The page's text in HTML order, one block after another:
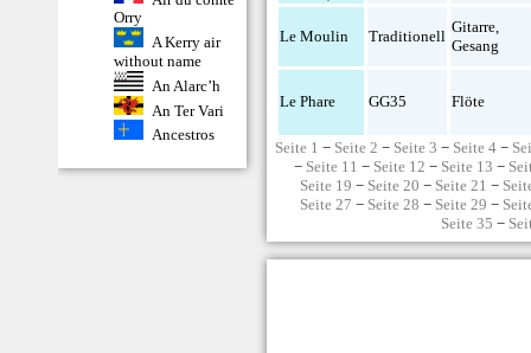
Orry
A Kerry air
without name
An Alarc’h
An Ter Vari
Ancestros
Le Moulin Traditionell
Gitarre,
Gesang
Le Phare GG35 Flöte
Seite 1 − Seite 2 − Seite 3 − Seite 4 −
− Seite 11 − Seite 12 − Seite 13 −
Seite 19 − Seite 20 − Seite 21 −
Seite 27 − Seite 28 − Seite 29 −
Seite 35 −